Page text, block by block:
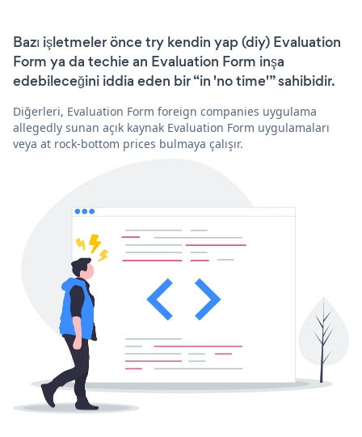
Bazı işletmeler önce try kendin yap (diy) Evaluation
Form ya da techie an Evaluation Form inşa
edebileceğini iddia eden bir “in 'no time'” sahibidir.
Diğerleri, Evaluation Form foreign companies uygulama
allegedly sunan açık kaynak Evaluation Form uygulamaları
veya at rock-bottom prices bulmaya çalışır.